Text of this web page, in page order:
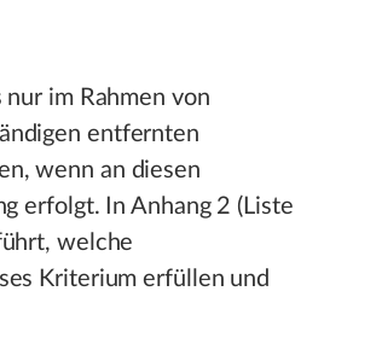
im Rahmen von
entfernten
wenn an diesen
erfolgt. In Anhang 2 (Liste
welche
Kriterium erfüllen und